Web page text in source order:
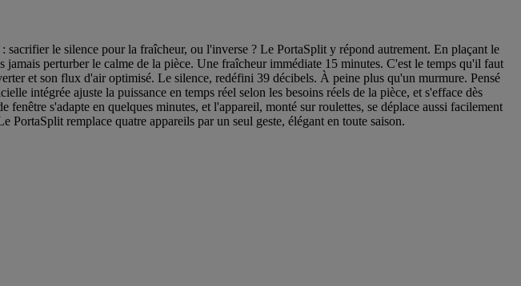
le silence pour la fraîcheur, ou l'inverse ? Le PortaSplit y répond autrement. En plaçant le
perturber le calme de la pièce. Une fraîcheur immédiate 15 minutes. C'est le temps qu'il faut
et son flux d'air optimisé. Le silence, redéfini 39 décibels. À peine plus qu'un murmure. Pensé
intégrée ajuste la puissance en temps réel selon les besoins réels de la pièce, et s'efface dès
s'adapte en quelques minutes, et l'appareil, monté sur roulettes, se déplace aussi facilement
remplace quatre appareils par un seul geste, élégant en toute saison.